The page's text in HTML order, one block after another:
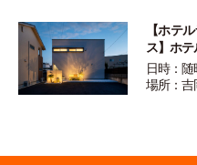
【ホテ
ス】ホ
日時：随
場所：吉